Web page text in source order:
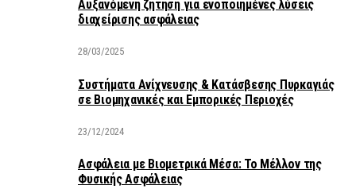
Αυξανόμενη ζήτηση για ενοποιημένες λύσεις
διαχείρισης ασφάλειας
28/03/2025
Συστήματα Ανίχνευσης & Κατάσβεσης Πυρκαγιάς
σε Βιομηχανικές και Εμπορικές Περιοχές
23/12/2024
Ασφάλεια με Βιομετρικά Μέσα: Το Μέλλον της
Φυσικής Ασφάλειας